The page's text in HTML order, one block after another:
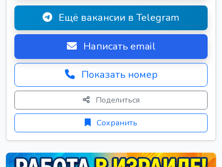
Ещё вакансии в Telegram
Написать email
Показать номер
Поделиться
Сохранить